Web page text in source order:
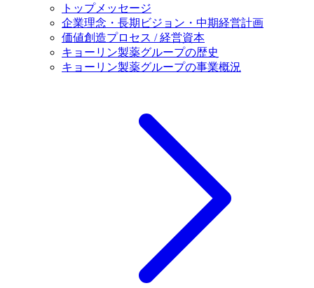
トップメッセージ
企業理念・長期ビジョン・中期経営計画
価値創造プロセス / 経営資本
キョーリン製薬グループの歴史
キョーリン製薬グループの事業概況